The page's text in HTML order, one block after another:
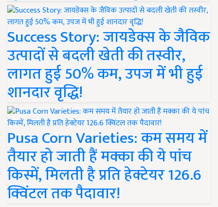
Success Story: जायडेक्स के जैविक
उत्पादों से बदली खेती की तस्वीर,
लागत हुई 50% कम, उपज में भी हुई
शानदार वृद्धि!
Pusa Corn Varieties: कम समय में
तैयार हो जाती हैं मक्का की ये पांच
किस्में, मिलती है प्रति हेक्टेयर 126.6
क्विंटल तक पैदावार!